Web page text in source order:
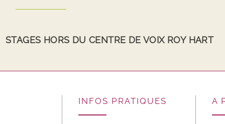
STAGES HORS DU CENTRE DE VOIX ROY HART
INFOS PRATIQUES A